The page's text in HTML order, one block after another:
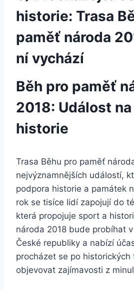
historie: Trasa
paměť národa
ní vychází
Běh pro paměť
2018: Událost
historie
Trasa Běhu pro paměť
nejvýznamnějších událostí,
podpora historie a památek
rok se tisíce lidí zapojují do
která propojuje sport a
národa 2018 bude probíhat
České republiky a nabízí
procházet se po historických
objevovat zajímavosti z